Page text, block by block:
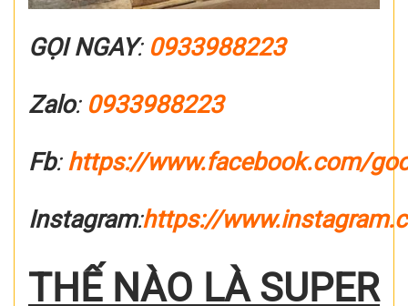
GỌI NGAY: 0933988223
Zalo: 0933988223
Fb:https://www.facebook.com/
Instagram:https://
THẾ NÀO LÀ SUPER